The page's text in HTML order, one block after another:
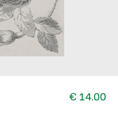
€ 14.00